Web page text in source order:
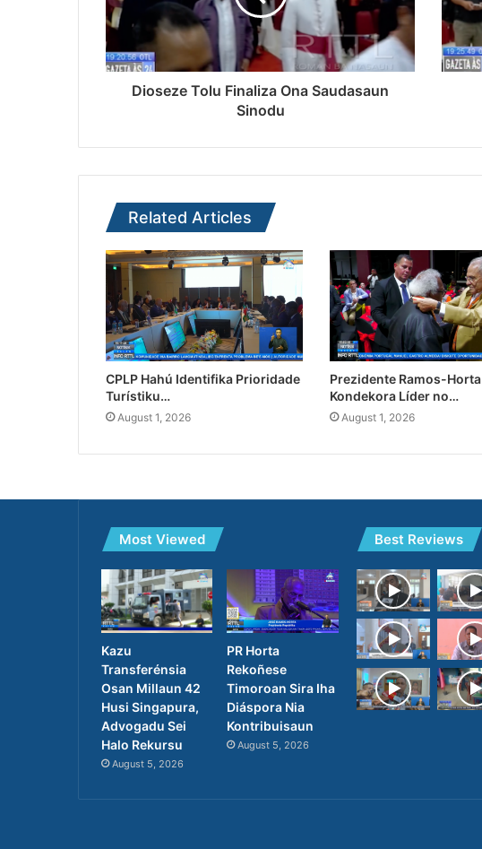
Dioseze Tolu Finaliza Ona Saudasaun
Sinodu
Related Articles
CPLP Hahú Identifika Prioridade
Turístiku…
August 1, 2026
Prezidente Ramos-Horta
Kondekora Líder no…
August 1, 2026
Most Viewed
Kazu
Transferénsia
Osan Millaun 42
Husi Singapura,
Advogadu Sei
Halo Rekursu
August 5, 2026
PR Horta
Rekoñese
Timoroan Sira Iha
Diáspora Nia
Kontribuisaun
August 5, 2026
Best Reviews